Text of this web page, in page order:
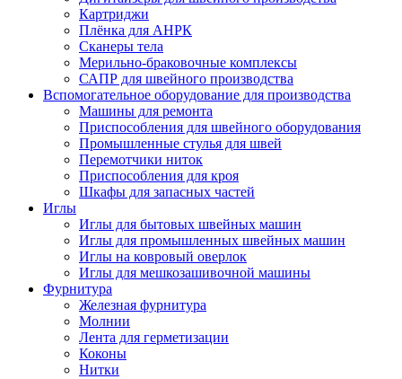
Картриджи
Плёнка для АНРК
Сканеры тела
Мерильно-браковочные комплексы
САПР для швейного производства
Вспомогательное оборудование для производства
Машины для ремонта
Приспособления для швейного оборудования
Промышленные стулья для швей
Перемотчики ниток
Приспособления для кроя
Шкафы для запасных частей
Иглы
Иглы для бытовых швейных машин
Иглы для промышленных швейных машин
Иглы на ковровый оверлок
Иглы для мешкозашивочной машины
Фурнитура
Железная фурнитура
Молнии
Лента для герметизации
Коконы
Нитки